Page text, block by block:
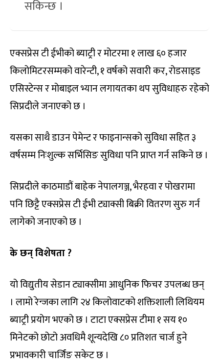
सकिन्छ ।
एक्सप्रेस टी ईभीको ब्याट्री र मोटरमा १ लाख ६० हजार
किलोमिटरसम्मको वारेन्टी, १ वर्षको सवारी कर, रोडसाइड
एसिस्टेन्स र मोबाइल भ्यान लगायतका थप सुविधाहरु रहेको
सिप्रदीले जनाएको छ ।
यसका साथै डाउन पेमेन्ट र फाइनान्सको सुविधा सहित ३
वर्षसम्म निःशुल्क सर्भिसिङ सुविधा पनि प्राप्त गर्न सकिने छ ।
सिप्रदीले काठमाडौं बाहेक नेपालगञ्ज, भैरहवा र पोखरामा
पनि छिट्टै एक्सप्रेस टी ईभी ट्याक्सी बिक्री वितरण सुरु गर्न
लागेको जनाएको छ ।
के छन् विशेषता ?
यो विद्युतीय सेडान ट्याक्सीमा आधुनिक फिचर उपलब्ध छन्
। लामो रेन्जका लागि २४ किलोवाटको शक्तिशाली लिथियम
ब्याट्री प्रयोग भएको छ । टाटा एक्सप्रेस टीमा १ सय १०
मिनेटको छोटो अवधिमै शून्यदेखि ८० प्रतिशत चार्ज हुने
प्रभावकारी चार्जिंङ सकेट छ ।